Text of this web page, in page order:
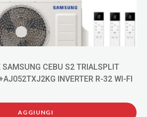
CEBU S2 TRIALSPLIT
INVERTER R-32 WI-FI
AGGIUNGI